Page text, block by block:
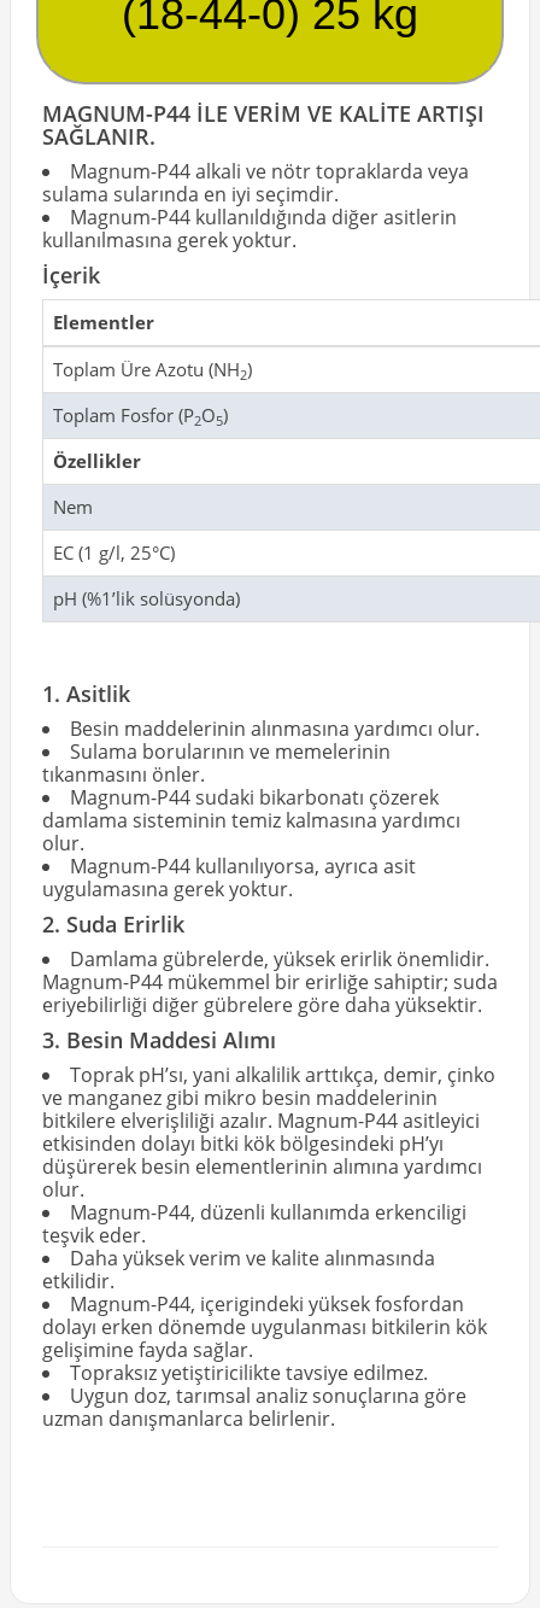
(18-44-0) 25 kg
MAGNUM-P44 İLE VERİM VE KALİTE ARTIŞI
SAĞLANIR.
Magnum-P44 alkali ve nötr topraklarda veya
sulama sularında en iyi seçimdir.
Magnum-P44 kullanıldığında diğer asitlerin
kullanılmasına gerek yoktur.
İçerik
Elementler
Toplam Üre Azotu (NH2)
Toplam Fosfor (P2O5)
Özellikler
Nem
EC (1 g/l, 25°C)
pH (%1’lik solüsyonda)
1. Asitlik
Besin maddelerinin alınmasına yardımcı olur.
Sulama borularının ve memelerinin
tıkanmasını önler.
Magnum-P44 sudaki bikarbonatı çözerek
damlama sisteminin temiz kalmasına yardımcı
olur.
Magnum-P44 kullanılıyorsa, ayrıca asit
uygulamasına gerek yoktur.
2. Suda Erirlik
Damlama gübrelerde, yüksek erirlik önemlidir.
Magnum-P44 mükemmel bir erirliğe sahiptir; suda
eriyebilirliği diğer gübrelere göre daha yüksektir.
3. Besin Maddesi Alımı
Toprak pH’sı, yani alkalilik arttıkça, demir, çinko
ve manganez gibi mikro besin maddelerinin
bitkilere elverişliliği azalır. Magnum-P44 asitleyici
etkisinden dolayı bitki kök bölgesindeki pH’yı
düşürerek besin elementlerinin alımına yardımcı
olur.
Magnum-P44, düzenli kullanımda erkenciligi
teşvik eder.
Daha yüksek verim ve kalite alınmasında
etkilidir.
Magnum-P44, içerigindeki yüksek fosfordan
dolayı erken dönemde uygulanması bitkilerin kök
gelişimine fayda sağlar.
Topraksız yetiştiricilikte tavsiye edilmez.
Uygun doz, tarımsal analiz sonuçlarına göre
uzman danışmanlarca belirlenir.